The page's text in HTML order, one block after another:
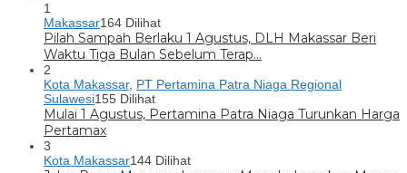
1
Makassar164 Dilihat
Pilah Sampah Berlaku 1 Agustus, DLH Makassar Beri
Waktu Tiga Bulan Sebelum Terap…
2
Kota Makassar, PT Pertamina Patra Niaga Regional
Sulawesi155 Dilihat
Mulai 1 Agustus, Pertamina Patra Niaga Turunkan Harga
Pertamax
3
Kota Makassar144 Dilihat